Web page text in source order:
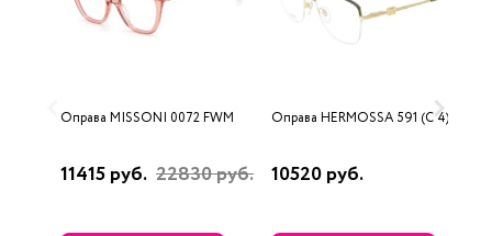
Оправа MISSONI 0072 FWM
11415 руб. 22830 руб.
Оправа HERMOSSA 591 (C 4)
10520 руб.